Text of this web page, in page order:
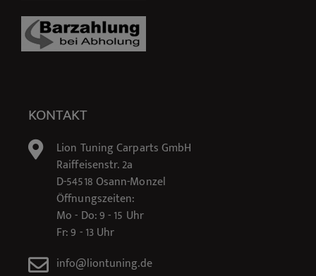
KONTAKT
Lion Tuning Carparts GmbH
Raiffeisenstr. 2a
D-54518 Osann-Monzel
Öffnungszeiten:
Mo - Do: 9 - 15 Uhr
Fr: 9 - 13 Uhr
info@liontuning.de